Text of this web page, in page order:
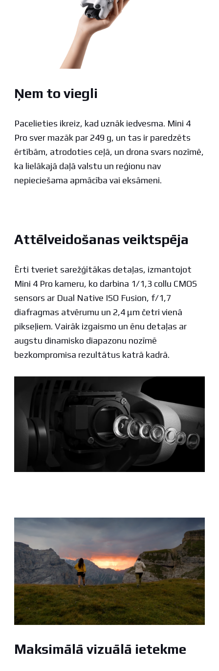
Ņem to viegli
Pacelieties ikreiz, kad uznāk iedvesma. Mini 4
Pro sver mazāk par 249 g, un tas ir paredzēts
ērtībām, atrodoties ceļā, un drona svars nozīmē,
ka lielākajā daļā valstu un reģionu nav
nepieciešama apmācība vai eksāmeni.
Attēlveidošanas veiktspēja
Ērti tveriet sarežģītākas detaļas, izmantojot
Mini 4 Pro kameru, ko darbina 1/1,3 collu CMOS
sensors ar Dual Native ISO Fusion, f/1,7
diafragmas atvērumu un 2,4 μm četri vienā
pikseļiem. Vairāk izgaismo un ēnu detaļas ar
augstu dinamisko diapazonu nozīmē
bezkompromisa rezultātus katrā kadrā.
Maksimālā vizuālā ietekme